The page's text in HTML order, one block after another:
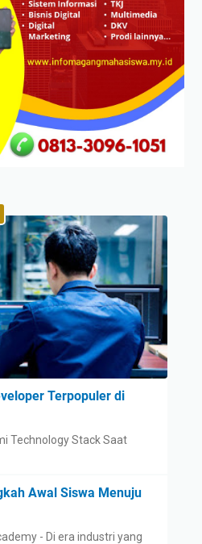
Terpopuler di
Technology Stack Saat
Awal Siswa Menuju
- Di era industri yang